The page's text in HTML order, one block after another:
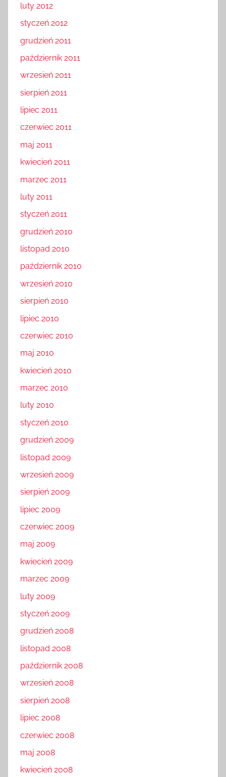
luty 2012
styczeń 2012
grudzień 2011
październik 2011
wrzesień 2011
sierpień 2011
lipiec 2011
czerwiec 2011
maj 2011
kwiecień 2011
marzec 2011
luty 2011
styczeń 2011
grudzień 2010
listopad 2010
październik 2010
wrzesień 2010
sierpień 2010
lipiec 2010
czerwiec 2010
maj 2010
kwiecień 2010
marzec 2010
luty 2010
styczeń 2010
grudzień 2009
listopad 2009
wrzesień 2009
sierpień 2009
lipiec 2009
czerwiec 2009
maj 2009
kwiecień 2009
marzec 2009
luty 2009
styczeń 2009
grudzień 2008
listopad 2008
październik 2008
wrzesień 2008
sierpień 2008
lipiec 2008
czerwiec 2008
maj 2008
kwiecień 2008